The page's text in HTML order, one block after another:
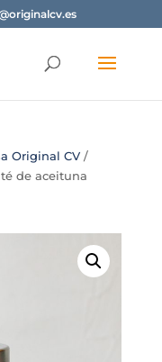
Original CV/
de aceituna